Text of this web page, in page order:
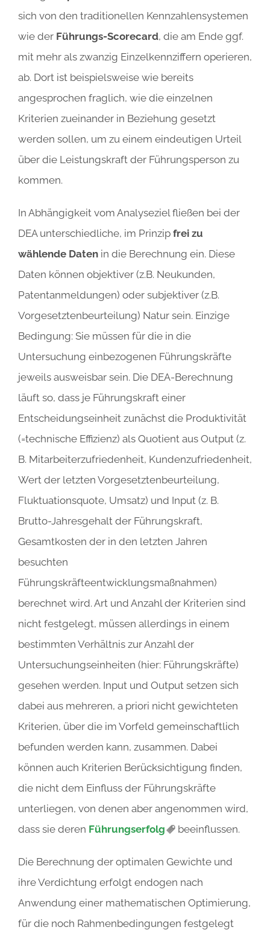
sich von den traditionellen Kennzahlensystemen
wie der Führungs-Scorecard, die am Ende ggf.
mit mehr als zwanzig Einzelkennziffern operieren,
ab. Dort ist beispielsweise wie bereits
angesprochen fraglich, wie die einzelnen
Kriterien zueinander in Beziehung gesetzt
werden sollen, um zu einem eindeutigen Urteil
über die Leistungskraft der Führungsperson zu
kommen.
In Abhängigkeit vom Analyseziel fließen bei der
DEA unterschiedliche, im Prinzip frei zu
wählende Daten in die Berechnung ein. Diese
Daten können objektiver (z.B. Neukunden,
Patentanmeldungen) oder subjektiver (z.B.
Vorgesetztenbeurteilung) Natur sein. Einzige
Bedingung: Sie müssen für die in die
Untersuchung einbezogenen Führungskräfte
jeweils ausweisbar sein. Die DEA-Berechnung
läuft so, dass je Führungskraft einer
Entscheidungseinheit zunächst die Produktivität
(=technische Effizienz) als Quotient aus Output (z.
B. Mitarbeiterzufriedenheit, Kundenzufriedenheit,
Wert der letzten Vorgesetztenbeurteilung,
Fluktuationsquote, Umsatz) und Input (z. B.
Brutto-Jahresgehalt der Führungskraft,
Gesamtkosten der in den letzten Jahren
besuchten
Führungskräfteentwicklungsmaßnahmen)
berechnet wird. Art und Anzahl der Kriterien sind
nicht festgelegt, müssen allerdings in einem
bestimmten Verhältnis zur Anzahl der
Untersuchungseinheiten (hier: Führungskräfte)
gesehen werden. Input und Output setzen sich
dabei aus mehreren, a priori nicht gewichteten
Kriterien, über die im Vorfeld gemeinschaftlich
befunden werden kann, zusammen. Dabei
können auch Kriterien Berücksichtigung finden,
die nicht dem Einfluss der Führungskräfte
unterliegen, von denen aber angenommen wird,
dass sie deren Führungserfolg beeinflussen.
Die Berechnung der optimalen Gewichte und
ihre Verdichtung erfolgt endogen nach
Anwendung einer mathematischen Optimierung,
für die noch Rahmenbedingungen festgelegt